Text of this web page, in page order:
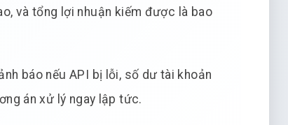
và tổng lợi nhuận kiếm được là bao
báo nếu API bị lỗi, số dư tài khoản
án xử lý ngay lập tức.